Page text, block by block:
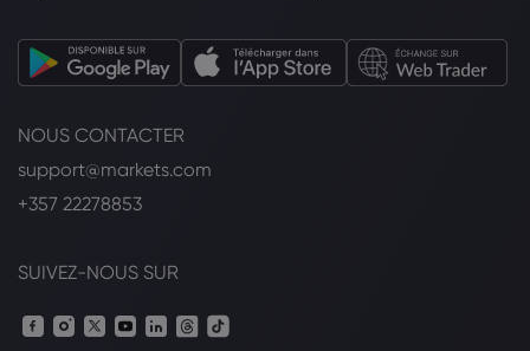
NOUS CONTACTER
support@markets.com
+357 22278853
SUIVEZ-NOUS SUR